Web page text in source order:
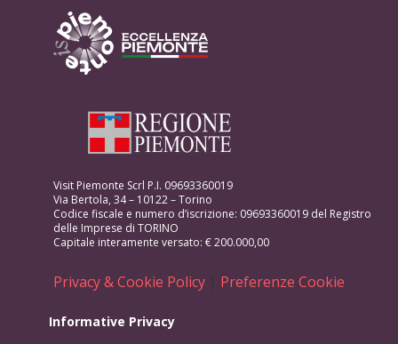
Visit Piemonte Scrl P.I. 09693360019
Via Bertola, 34 – 10122 – Torino
Codice fiscale e numero d’iscrizione: 09693360019 del Registro
delle Imprese di TORINO
Capitale interamente versato: € 200.000,00
Privacy & Cookie Policy | Preferenze Cookie
Informative Privacy